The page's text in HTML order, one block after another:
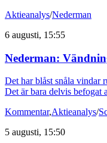
Aktieanalys/Nederman
6 augusti, 15:55
Nederman:
Det har blåst snåla vindar
Det är bara delvis befogat
Kommentar,Aktieanalys/
5 augusti, 15:50